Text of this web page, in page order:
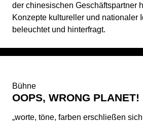
der chinesischen Geschäftspartner
Konzepte kultureller und nationaler
beleuchtet und hinterfragt.
Bühne
OOPS, WRONG PLANET!
„worte, töne, farben erschließen